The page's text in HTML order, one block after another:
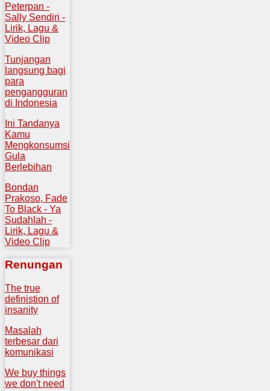
Peterpan -
Sally Sendiri -
Lirik, Lagu &
Video Clip
Tunjangan
langsung bagi
para
pengangguran
di Indonesia
Ini Tandanya
Kamu
Mengkonsumsi
Gula
Berlebihan
Bondan
Prakoso, Fade
To Black - Ya
Sudahlah -
Lirik, Lagu &
Video Clip
Renungan
The true
definistion of
insanity
Masalah
terbesar dari
komunikasi
We buy things
we don't need